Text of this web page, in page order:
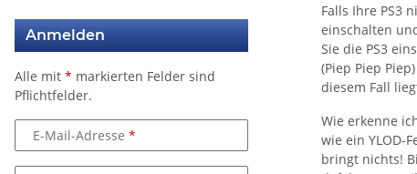
Falls Ihre PS3
einschalten
Sie die PS3
(Piep Piep
diesem Fall
Wie erkenne
wie ein YLOD-
bringt nichts!
Anmelden
Alle mit * markierten Felder sind
Pflichtfelder.
E-Mail-Adresse